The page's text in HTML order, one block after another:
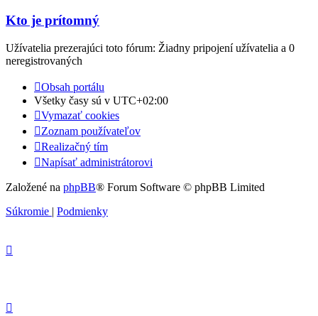
Kto je prítomný
Užívatelia prezerajúci toto fórum: Žiadny pripojení užívatelia a 0
neregistrovaných
Obsah portálu
Všetky časy sú v UTC+02:00
Vymazať cookies
Zoznam používateľov
Realizačný tím
Napísať administrátorovi
Založené na phpBB® Forum Software © phpBB Limited
Súkromie | Podmienky